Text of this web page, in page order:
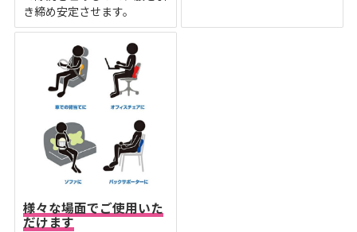
き締め安定させます。
様々な場面でご使用いた
だけます